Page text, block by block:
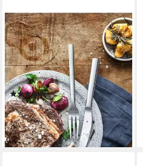
WMF
Steakbesteck Nuova (12-tlg),
6 Personen, Cromargan®
Edelstahl Rostfrei 18/10,
Solide Monobloc Steakmesser
(46)
39,80 € UVP57,99 €
-31%
lieferbar - in 1-2 Werktagen bei dir